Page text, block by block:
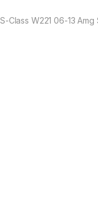
W221 06-13 Amg